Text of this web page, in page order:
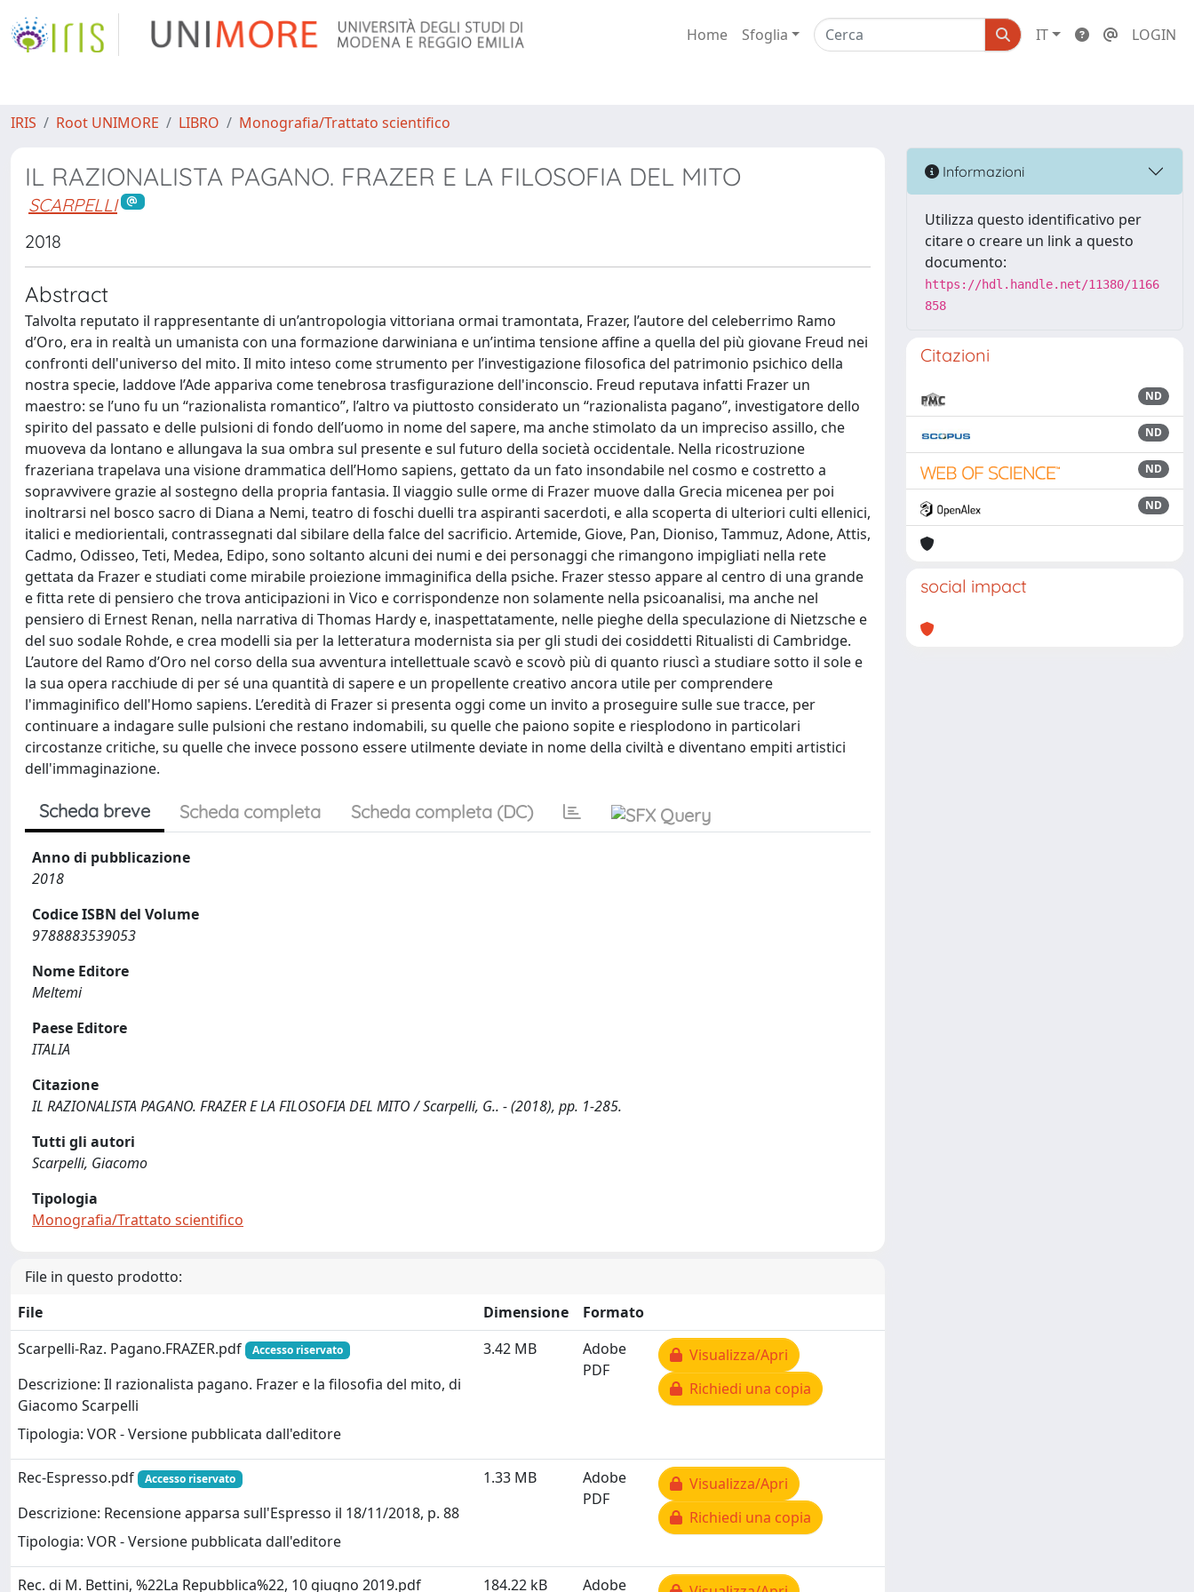
Home Sfoglia IT LOGIN
IRIS Root UNIMORE LIBRO Monografia/Trattato scientifico
IL RAZIONALISTA PAGANO. FRAZER E LA FILOSOFIA DEL MITO
SCARPELLI
2018
Abstract
Talvolta reputato il rappresentante di un’antropologia vittoriana ormai tramontata, Frazer, l’autore del celeberrimo Ramo
d’Oro, era in realtà un umanista con una formazione darwiniana e un’intima tensione affine a quella del più giovane Freud nei
confronti dell'universo del mito. Il mito inteso come strumento per l’investigazione filosofica del patrimonio psichico della
nostra specie, laddove l’Ade appariva come tenebrosa trasfigurazione dell'inconscio. Freud reputava infatti Frazer un
maestro: se l’uno fu un “razionalista romantico”, l’altro va piuttosto considerato un “razionalista pagano”, investigatore dello
spirito del passato e delle pulsioni di fondo dell’uomo in nome del sapere, ma anche stimolato da un impreciso assillo, che
muoveva da lontano e allungava la sua ombra sul presente e sul futuro della società occidentale. Nella ricostruzione
frazeriana trapelava una visione drammatica dell’Homo sapiens, gettato da un fato insondabile nel cosmo e costretto a
sopravvivere grazie al sostegno della propria fantasia. Il viaggio sulle orme di Frazer muove dalla Grecia micenea per poi
inoltrarsi nel bosco sacro di Diana a Nemi, teatro di foschi duelli tra aspiranti sacerdoti, e alla scoperta di ulteriori culti ellenici,
italici e mediorientali, contrassegnati dal sibilare della falce del sacrificio. Artemide, Giove, Pan, Dioniso, Tammuz, Adone, Attis,
Cadmo, Odisseo, Teti, Medea, Edipo, sono soltanto alcuni dei numi e dei personaggi che rimangono impigliati nella rete
gettata da Frazer e studiati come mirabile proiezione immaginifica della psiche. Frazer stesso appare al centro di una grande
e fitta rete di pensiero che trova anticipazioni in Vico e corrispondenze non solamente nella psicoanalisi, ma anche nel
pensiero di Ernest Renan, nella narrativa di Thomas Hardy e, inaspettatamente, nelle pieghe della speculazione di Nietzsche e
del suo sodale Rohde, e crea modelli sia per la letteratura modernista sia per gli studi dei cosiddetti Ritualisti di Cambridge.
L’autore del Ramo d’Oro nel corso della sua avventura intellettuale scavò e scovò più di quanto riuscì a studiare sotto il sole e
la sua opera racchiude di per sé una quantità di sapere e un propellente creativo ancora utile per comprendere
l'immaginifico dell'Homo sapiens. L’eredità di Frazer si presenta oggi come un invito a proseguire sulle sue tracce, per
continuare a indagare sulle pulsioni che restano indomabili, su quelle che paiono sopite e riesplodono in particolari
circostanze critiche, su quelle che invece possono essere utilmente deviate in nome della civiltà e diventano empiti artistici
dell'immaginazione.
Scheda breve Scheda completa Scheda completa (DC)
Anno di pubblicazione
2018
Codice ISBN del Volume
9788883539053
Nome Editore
Meltemi
Paese Editore
ITALIA
Citazione
IL RAZIONALISTA PAGANO. FRAZER E LA FILOSOFIA DEL MITO / Scarpelli, G.. - (2018), pp. 1-285.
Tutti gli autori
Scarpelli, Giacomo
Tipologia
Monografia/Trattato scientifico
File in questo prodotto:
File
Dimensione
Formato
Scarpelli-Raz. Pagano.FRAZER.pdf
Accesso riservato
Descrizione: Il razionalista pagano. Frazer e la filosofia del mito, di
Giacomo Scarpelli
Tipologia: VOR - Versione pubblicata dall'editore
3.42 MB
Adobe
PDF
Visualizza/Apri
Richiedi una copia
Rec-Espresso.pdf Accesso riservato
Descrizione: Recensione apparsa sull'Espresso il 18/11/2018, p. 88
Tipologia: VOR - Versione pubblicata dall'editore
1.33 MB
Adobe
PDF
Visualizza/Apri
Richiedi una copia
Rec. di M. Bettini, %22La Repubblica%22, 10 giugno 2019.pdf 184.22 kB Adobe
Informazioni
Utilizza questo identificativo per
citare o creare un link a questo
documento:
https://hdl.handle.net/11380/1166
858
Citazioni
ND
ND
ND
ND
social impact